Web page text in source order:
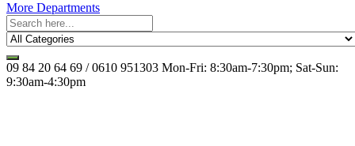
More Departments
09 84 20 64 69 / 0610 951303 Mon-Fri: 8:30am-7:30pm; Sat-Sun:
9:30am-4:30pm